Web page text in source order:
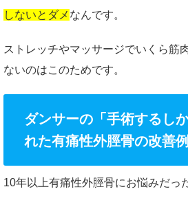
しないとダメ なんです。
ストレッチやマッサージでいくら筋
ないのはこのためです。
ダンサーの「手術するし
れた有痛性外脛骨の改善例
10年以上有痛性外脛骨にお悩みだっ